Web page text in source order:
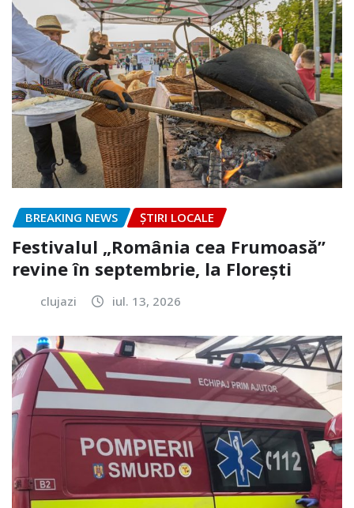
BREAKING NEWS ȘTIRI LOCALE
Festivalul „România cea Frumoasă”
revine în septembrie, la Florești
clujazi iul. 13, 2026